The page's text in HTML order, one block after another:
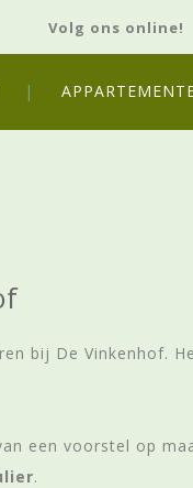
Volg ons online!
bij De Vinkenhof.
een voorstel op
.